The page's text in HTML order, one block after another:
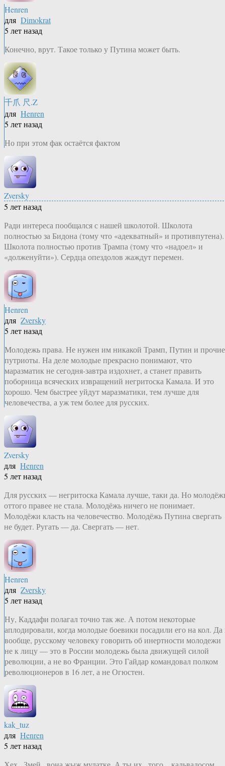
Henren
для Dimokrat
5 лет назад
Конечно, врут. Такое только у Путина может быть.
千爪 尺.Z
для Henren
5 лет назад
Но при этом фак остаётся фактом
Zversky
5 лет назад
Ради интереса пообщался с нашей школотой. Школота
полностью за Бидона (тому что «адекватный» и противпутена).
Школота полностью против Трампа (тому что «надоел» и
«долженуйти»). Сердца опездолов жаждут перемен.
Henren
для Zversky
5 лет назад
Молодежь права. Не нужен им никакой Трамп, Путин и прочие
путриоты. На деле молодые прекрасно понимают, что
маразматик не сегодня-завтра издохнет, а станет править
поборница всяческих извращений негритоска Камала. И это
хорошо. Чем быстрее уйдут маразматики, тем лучше для
человечества, а уж тем более для русских.
Zversky
для Henren
5 лет назад
Для русских — негритоска Камала лучше, таки да. Но
оттого правее не стала. Молодёжь ничего не понимает.
Молодёжи класть на человечество. Молодёжь Путина свергать
не будет. Ругать — да. Свергать — нет.
Henren
для Zversky
5 лет назад
Ну, Каддафи полагал точно так же. А потом некоторые
аплодировали, когда молодые боевики посадили его на кол. Да
вообще, русскому человеку говорить об инертности молодежи
не к лицу — это в России молодежь была движущей силой
революции, а не во Франции. Это Гайдар командовал полком
революционеров в 16 лет, а не Огюстен.
kak_tuz
для Henren
5 лет назад